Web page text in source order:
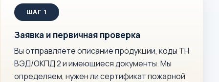
Заявка и первичная проверка
Вы отправляете описание продукции, коды ТН
ВЭД/ОКПД 2 и имеющиеся документы. Мы
определяем, нужен ли сертификат пожарной